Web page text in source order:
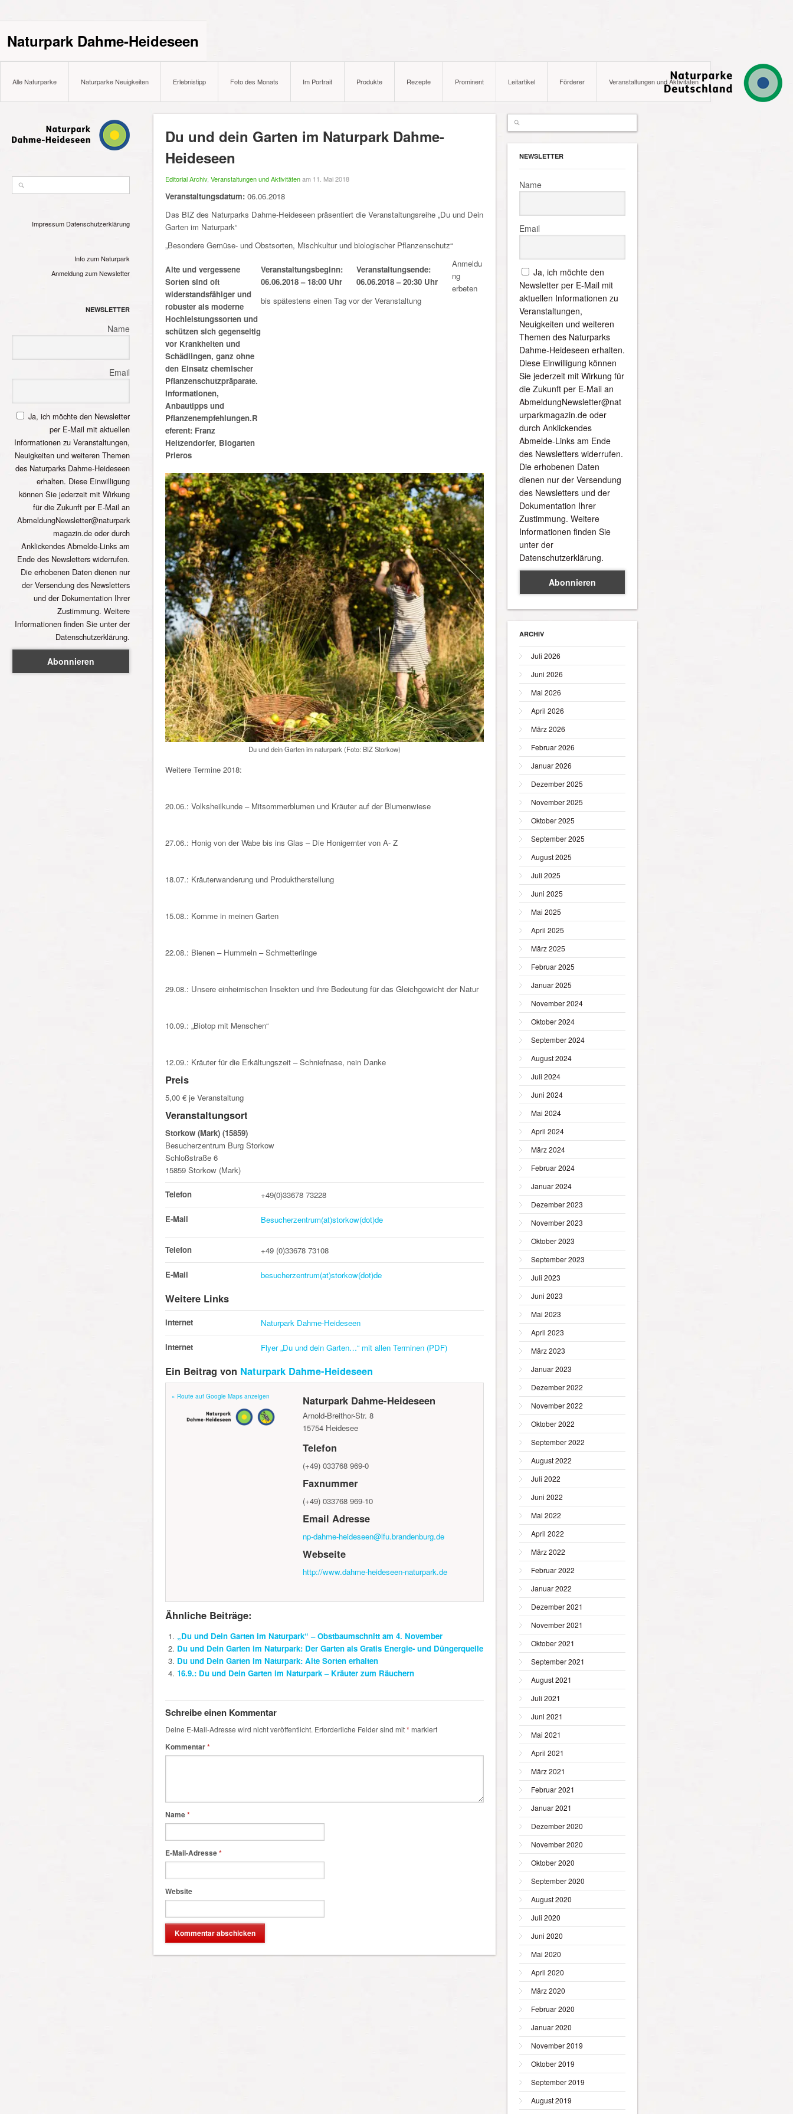
Naturpark Dahme-Heideseen
Alle Naturparke Naturparke Neuigkeiten Erlebnistipp Foto des Monats Im Portrait Produkte Rezepte Prominent Leitartikel Förderer Veranstaltungen und Aktivitäten
Impressum Datenschutzerklärung
Info zum Naturpark
Anmeldung zum Newsletter
NEWSLETTER
Name
Email
Ja, ich möchte den Newsletter
per E-Mail mit aktuellen
Informationen zu Veranstaltungen,
Neuigkeiten und weiteren Themen
des Naturparks Dahme-Heideseen
erhalten. Diese Einwilligung
können Sie jederzeit mit Wirkung
für die Zukunft per E-Mail an
AbmeldungNewsletter@naturpark
magazin.de oder durch
Anklickendes Abmelde-Links am
Ende des Newsletters widerrufen.
Die erhobenen Daten dienen nur
der Versendung des Newsletters
und der Dokumentation Ihrer
Zustimmung. Weitere
Informationen finden Sie unter der
Datenschutzerklärung.
Du und dein Garten im Naturpark Dahme-
Heideseen
Editorial Archiv, Veranstaltungen und Aktivitätenam 11. Mai 2018
Veranstaltungsdatum: 06.06.2018
Das BIZ des Naturparks Dahme-Heideseen präsentiert die Veranstaltungsreihe „Du und Dein
Garten im Naturpark“
„Besondere Gemüse- und Obstsorten, Mischkultur und biologischer Pflanzenschutz“
Alte und vergessene
Sorten sind oft
widerstandsfähiger und
robuster als moderne
Hochleistungssorten und
schützen sich gegenseitig
vor Krankheiten und
Schädlingen, ganz ohne
den Einsatz chemischer
Pflanzenschutzpräparate.
Informationen,
Anbautipps und
Pflanzenempfehlungen.R
eferent: Franz
Heitzendorfer, Biogarten
Prieros
Veranstaltungsbeginn:
06.06.2018 – 18:00 Uhr
Veranstaltungsende:
06.06.2018 – 20:30 Uhr
Anmeldu
ng
erbeten
bis spätestens einen Tag vor der Veranstaltung
Du und dein Garten im naturpark (Foto: BIZ Storkow)
Weitere Termine 2018:
20.06.: Volksheilkunde – Mitsommerblumen und Kräuter auf der Blumenwiese
27.06.: Honig von der Wabe bis ins Glas – Die Honigernter von A- Z
18.07.: Kräuterwanderung und Produktherstellung
15.08.: Komme in meinen Garten
22.08.: Bienen – Hummeln – Schmetterlinge
29.08.: Unsere einheimischen Insekten und ihre Bedeutung für das Gleichgewicht der Natur
10.09.: „Biotop mit Menschen“
12.09.: Kräuter für die Erkältungszeit – Schniefnase, nein Danke
Preis
5,00 € je Veranstaltung
Veranstaltungsort
Storkow (Mark) (15859)
Besucherzentrum Burg Storkow
Schloßstraße 6
15859 Storkow (Mark)
Telefon +49(0)33678 73228
E-Mail Besucherzentrum(at)storkow(dot)de
Telefon +49 (0)33678 73108
E-Mail besucherzentrum(at)storkow(dot)de
Weitere Links
Internet Naturpark Dahme-Heideseen
Internet Flyer „Du und dein Garten…“ mit allen Terminen (PDF)
Ein Beitrag von Naturpark Dahme-Heideseen
Naturpark Dahme-Heideseen
Arnold-Breithor-Str. 8
15754 Heidesee
Telefon
(+49) 033768 969-0
Faxnummer
(+49) 033768 969-10
Email Adresse
np-dahme-heideseen@lfu.brandenburg.de
Webseite
http://www.dahme-heideseen-naturpark.de
» Route auf Google Maps anzeigen
Ähnliche Beiträge:
„Du und Dein Garten im Naturpark“ – Obstbaumschnitt am 4. November
Du und Dein Garten im Naturpark: Der Garten als Gratis Energie- und Düngerquelle
Du und Dein Garten im Naturpark: Alte Sorten erhalten
16.9.: Du und Dein Garten im Naturpark – Kräuter zum Räuchern
Schreibe einen Kommentar
Deine E-Mail-Adresse wird nicht veröffentlicht. Erforderliche Felder sind mit* markiert
Kommentar*
Name*
E-Mail-Adresse*
Website
NEWSLETTER
Name
Email
Ja, ich möchte den
Newsletter per E-Mail mit
aktuellen Informationen zu
Veranstaltungen,
Neuigkeiten und weiteren
Themen des Naturparks
Dahme-Heideseen erhalten.
Diese Einwilligung können
Sie jederzeit mit Wirkung für
die Zukunft per E-Mail an
AbmeldungNewsletter@nat
urparkmagazin.de oder
durch Anklickendes
Abmelde-Links am Ende
des Newsletters widerrufen.
Die erhobenen Daten
dienen nur der Versendung
des Newsletters und der
Dokumentation Ihrer
Zustimmung. Weitere
Informationen finden Sie
unter der
Datenschutzerklärung.
ARCHIV
Juli 2026
Juni 2026
Mai 2026
April 2026
März 2026
Februar 2026
Januar 2026
Dezember 2025
November 2025
Oktober 2025
September 2025
August 2025
Juli 2025
Juni 2025
Mai 2025
April 2025
März 2025
Februar 2025
Januar 2025
November 2024
Oktober 2024
September 2024
August 2024
Juli 2024
Juni 2024
Mai 2024
April 2024
März 2024
Februar 2024
Januar 2024
Dezember 2023
November 2023
Oktober 2023
September 2023
Juli 2023
Juni 2023
Mai 2023
April 2023
März 2023
Januar 2023
Dezember 2022
November 2022
Oktober 2022
September 2022
August 2022
Juli 2022
Juni 2022
Mai 2022
April 2022
März 2022
Februar 2022
Januar 2022
Dezember 2021
November 2021
Oktober 2021
September 2021
August 2021
Juli 2021
Juni 2021
Mai 2021
April 2021
März 2021
Februar 2021
Januar 2021
Dezember 2020
November 2020
Oktober 2020
September 2020
August 2020
Juli 2020
Juni 2020
Mai 2020
April 2020
März 2020
Februar 2020
Januar 2020
November 2019
Oktober 2019
September 2019
August 2019